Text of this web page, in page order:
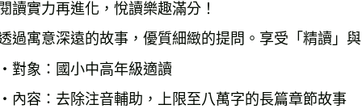
實力再進化，悅讀樂趣滿分！
寓意深遠的故事，優質細緻的提問。享受「精讀」與
：國小中高年級適讀
：去除注音輔助，上限至八萬字的長篇章節故事